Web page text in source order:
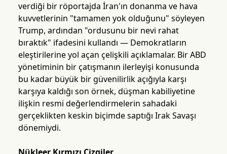
verdiği bir röportajda İran'ın donanma ve hava
kuvvetlerinin "tamamen yok olduğunu" söyleyen
Trump, ardından "ordusunu bir nevi rahat
bıraktık" ifadesini kullandı — Demokratların
eleştirilerine yol açan çelişkili açıklamalar. Bir ABD
yönetiminin bir çatışmanın ilerleyişi konusunda
bu kadar büyük bir güvenilirlik açığıyla karşı
karşıya kaldığı son örnek, düşman kabiliyetine
ilişkin resmi değerlendirmelerin sahadaki
gerçeklikten keskin biçimde saptığı Irak Savaşı
dönemiydi.